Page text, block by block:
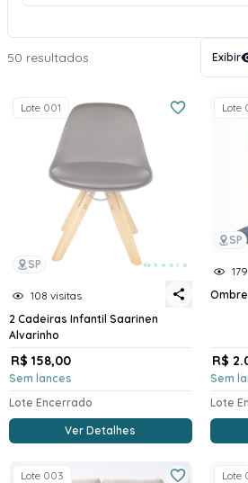
50 resultados Exibir
SP
Lote 001
108 visitas
2 Cadeiras Infantil Saarinen
Alvarinho
R$ 158,00
Sem lances
Lote Encerrado
Ver Detalhes
SP
Lote
R$
Sem
Lote
Lote 003 Lote